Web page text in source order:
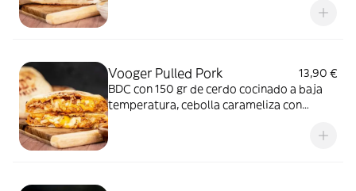
envuelta en masa de pizza ligera y crujiente
Vooger Pulled Pork
13,90 €
BDC con 150 gr de cerdo cocinado a baja
temperatura, cebolla carameliza con